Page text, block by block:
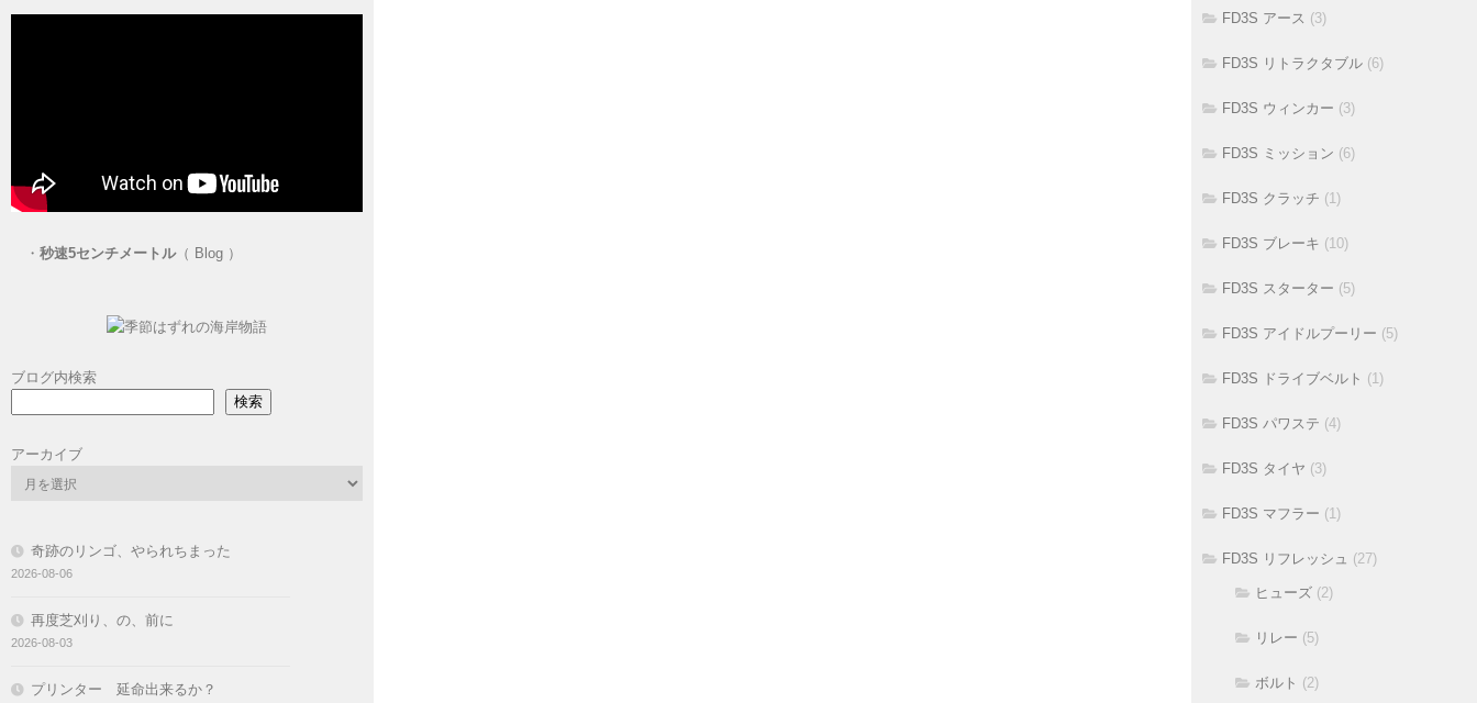
・ 秒速5センチメートル（ Blog ）
ブログ内検索
検索
アーカイブ
奇跡のリンゴ、やられちまった
2026-08-06
再度芝刈り、の、前に
2026-08-03
プリンター 延命出来るか？
FD3S アース (3)
FD3S リトラクタブル (6)
FD3S ウィンカー (3)
FD3S ミッション (6)
FD3S クラッチ (1)
FD3S ブレーキ (10)
FD3S スターター (5)
FD3S アイドルプーリー (5)
FD3S ドライブベルト (1)
FD3S パワステ (4)
FD3S タイヤ (3)
FD3S マフラー (1)
FD3S リフレッシュ (27)
ヒューズ (2)
リレー (5)
ボルト (2)